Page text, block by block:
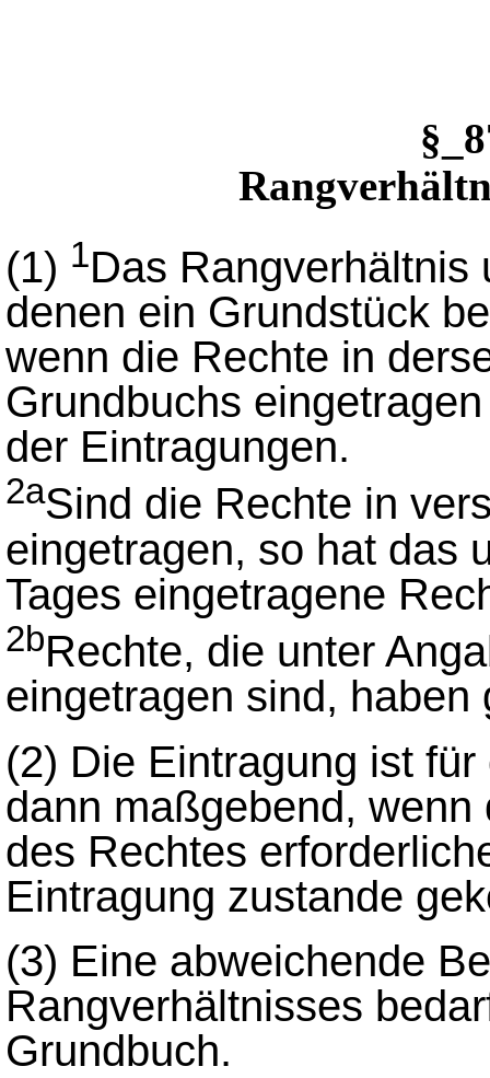
(1) 1Das Rangverhältnis
denen ein Grundstück
wenn die Rechte in
Grundbuchs
der Eintragungen.
2aSind die Rechte in
eingetragen, so hat das
Tages eingetragene
2bRechte, die unter
eingetragen sind, haben
(2) Die Eintragung ist
dann maßgebend,
des Rechtes
Eintragung zustande
(3) Eine abweichende
Rangverhältnisses
Grundbuch.